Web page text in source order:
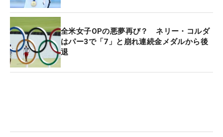
全米女子OPの悪夢再び？ ネリー・コルダ
はパー3で「7」と崩れ連続金メダルから後
退